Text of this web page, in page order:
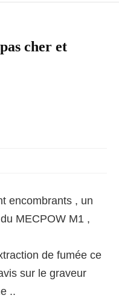
cher et
encombrants , un
MECPOW M1 ,
de fumée ce
sur le graveur
..